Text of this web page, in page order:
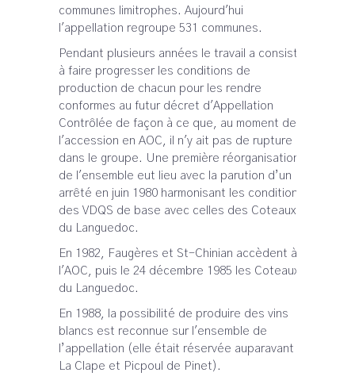
communes limitrophes. Aujourd'hui
l'appellation regroupe 531 communes.
Pendant plusieurs années le travail a consisté
à faire progresser les conditions de
production de chacun pour les rendre
conformes au futur décret d'Appellation
Contrôlée de façon à ce que, au moment de
l'accession en AOC, il n'y ait pas de rupture
dans le groupe. Une première réorganisation
de l'ensemble eut lieu avec la parution d’un
arrêté en juin 1980 harmonisant les conditions
des VDQS de base avec celles des Coteaux
du Languedoc.
En 1982, Faugères et St-Chinian accèdent à
l'AOC, puis le 24 décembre 1985 les Coteaux
du Languedoc.
En 1988, la possibilité de produire des vins
blancs est reconnue sur l'ensemble de
l’appellation (elle était réservée auparavant à
La Clape et Picpoul de Pinet).